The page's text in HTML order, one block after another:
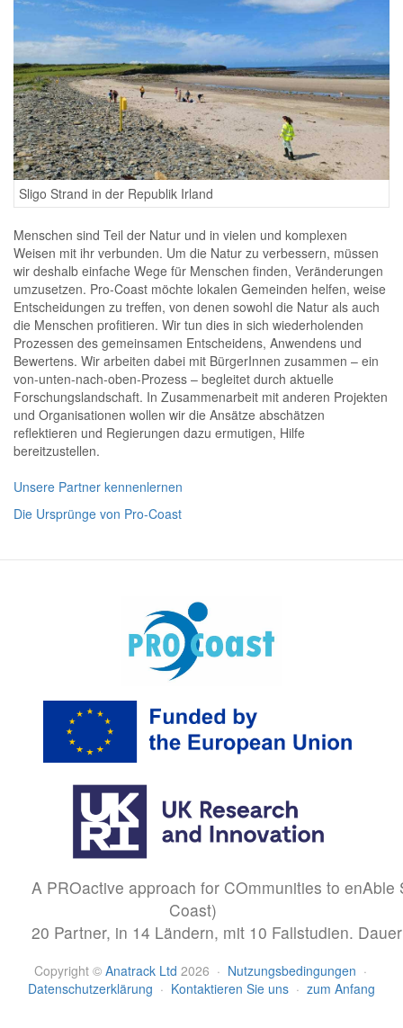
Sligo Strand in der Republik Irland
Menschen sind Teil der Natur und in vielen und komplexen
Weisen mit ihr verbunden. Um die Natur zu verbessern, müssen
wir deshalb einfache Wege für Menschen finden, Veränderungen
umzusetzen. Pro-Coast möchte lokalen Gemeinden helfen, weise
Entscheidungen zu treffen, von denen sowohl die Natur als auch
die Menschen profitieren. Wir tun dies in sich wiederholenden
Prozessen des gemeinsamen Entscheidens, Anwendens und
Bewertens. Wir arbeiten dabei mit BürgerInnen zusammen – ein
von-unten-nach-oben-Prozess – begleitet durch aktuelle
Forschungslandschaft. In Zusammenarbeit mit anderen Projekten
und Organisationen wollen wir die Ansätze abschätzen
reflektieren und Regierungen dazu ermutigen, Hilfe
bereitzustellen.
Unsere Partner kennenlernen
Die Ursprünge von Pro-Coast
A PROactive approach for COmmunities to enAble
Coast)
20 Partner, in 14 Ländern, mit 10 Fallstudien.
Copyright © Anatrack Ltd 2026 · Nutzungsbedingungen ·
Datenschutzerklärung · Kontaktieren Sie uns · zum Anfang